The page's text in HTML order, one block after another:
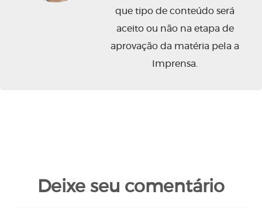
que tipo de conteúdo será
aceito ou não na etapa de
aprovação da matéria pela a
Imprensa.
Deixe seu comentário